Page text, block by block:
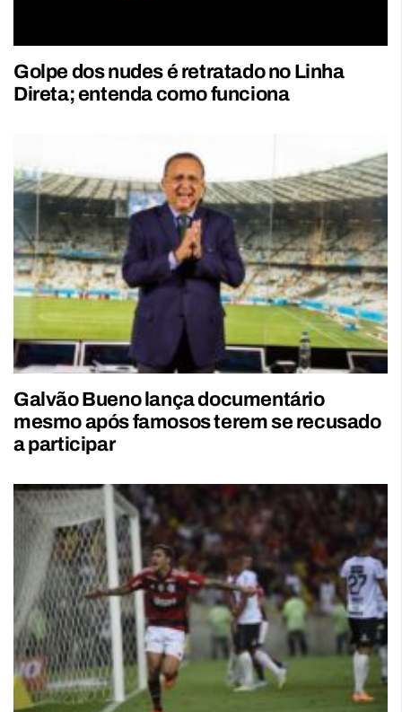
Golpe dos nudes é retratado no Linha
Direta; entenda como funciona
Galvão Bueno lança documentário
mesmo após famosos terem se recusado
a participar